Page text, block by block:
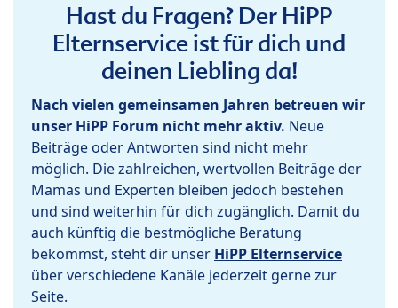
Hast du Fragen? Der HiPP
Elternservice ist für dich und
deinen Liebling da!
Nach vielen gemeinsamen Jahren betreuen wir
unser HiPP Forum nicht mehr aktiv. Neue
Beiträge oder Antworten sind nicht mehr
möglich. Die zahlreichen, wertvollen Beiträge der
Mamas und Experten bleiben jedoch bestehen
und sind weiterhin für dich zugänglich. Damit du
auch künftig die bestmögliche Beratung
bekommst, steht dir unser HiPP Elternservice
über verschiedene Kanäle jederzeit gerne zur
Seite.